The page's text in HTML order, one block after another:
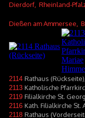
Dierdorf , Rheinland-
Dießen am Ammersee ,
2114 Rathaus
2113 Katholische
2119 Filialkirche St.
2116 Kath. Filialkirche St.
2118 Rathaus